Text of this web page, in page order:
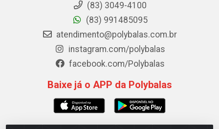
(83) 3049-4100
(83) 991485095
atendimento@polybalas.com.br
instagram.com/polybalas
facebook.com/Polybalas
Baixe já o APP da Polybalas